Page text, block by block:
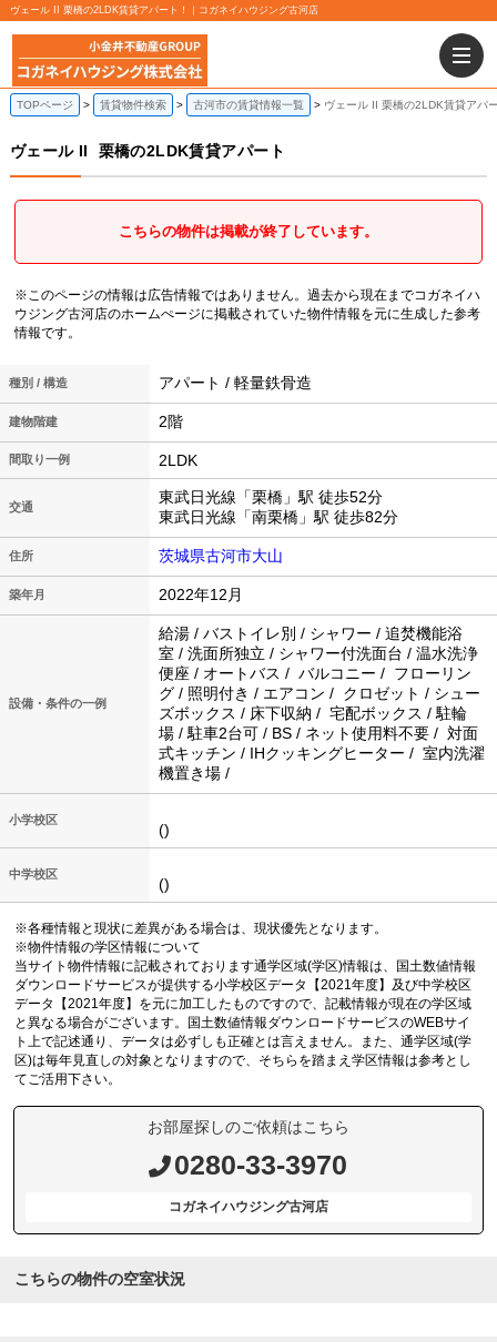
ヴェール II 栗橋の2LDK賃貸アパート！｜コガネイハウジング古河店
TOPページ 賃貸物件検索 古河市の賃貸情報一覧 ヴェール II 栗橋の2LDK賃貸アパ
ヴェール II 栗橋の2LDK賃貸アパート
こちらの物件は掲載が終了しています。
※このページの情報は広告情報ではありません。過去から現在までコガネイハ
ウジング古河店のホームぺージに掲載されていた物件情報を元に生成した参考
情報です。
種別 / 構造 アパート / 軽量鉄骨造
建物階建 2階
間取り一例 2LDK
交通
東武日光線「栗橋」駅 徒歩52分
東武日光線「南栗橋」駅 徒歩82分
住所 茨城県古河市大山
築年月 2022年12月
設備・条件の一例
給湯 / バストイレ別 / シャワー / 追焚機能浴
室 / 洗面所独立 / シャワー付洗面台 / 温水洗浄
便座 / オートバス / バルコニー / フローリン
グ / 照明付き / エアコン / クロゼット / シュー
ズボックス / 床下収納 / 宅配ボックス / 駐輪
場 / 駐車2台可 / BS / ネット使用料不要 / 対面
式キッチン / IHクッキングヒーター / 室内洗濯
機置き場 /
小学校区
()
中学校区
()
※各種情報と現状に差異がある場合は、現状優先となります。
※物件情報の学区情報について
当サイト物件情報に記載されております通学区域(学区)情報は、国土数値情報
ダウンロードサービスが提供する小学校区データ【2021年度】及び中学校区
データ【2021年度】を元に加工したものですので、記載情報が現在の学区域
と異なる場合がございます。国土数値情報ダウンロードサービスのWEBサイ
ト上で記述通り、データは必ずしも正確とは言えません。また、通学区域(学
区)は毎年見直しの対象となりますので、そちらを踏まえ学区情報は参考とし
てご活用下さい。
お部屋探しのご依頼はこちら
0280-33-3970
コガネイハウジング古河店
こちらの物件の空室状況